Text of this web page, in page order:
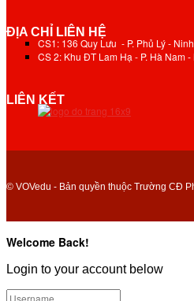
ĐỊA CHỈ LIÊN HỆ
CS1: 136 Quy Lưu - P. Phủ Lý -
CS 2: Khu ĐT Lam Hạ - P. Hà Nam
LIÊN KẾT
© VOVedu - Bản quyền thuộc Trường CĐ
Welcome Back!
Login to your account below